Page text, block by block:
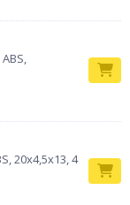
20х4,5х13, 4